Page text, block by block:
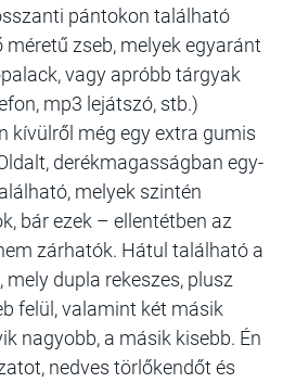
pántokon található
méretű zseb, melyek egyaránt
vagy apróbb tárgyak
mp3 lejátszó, stb.)
kívülről még egy extra gumis
derékmagasságban egy-
melyek szintén
bár ezek – ellentétben az
zárhatók. Hátul található a
dupla rekeszes, plusz
felül, valamint két másik
nagyobb, a másik kisebb. Én
nedves törlőkendőt és